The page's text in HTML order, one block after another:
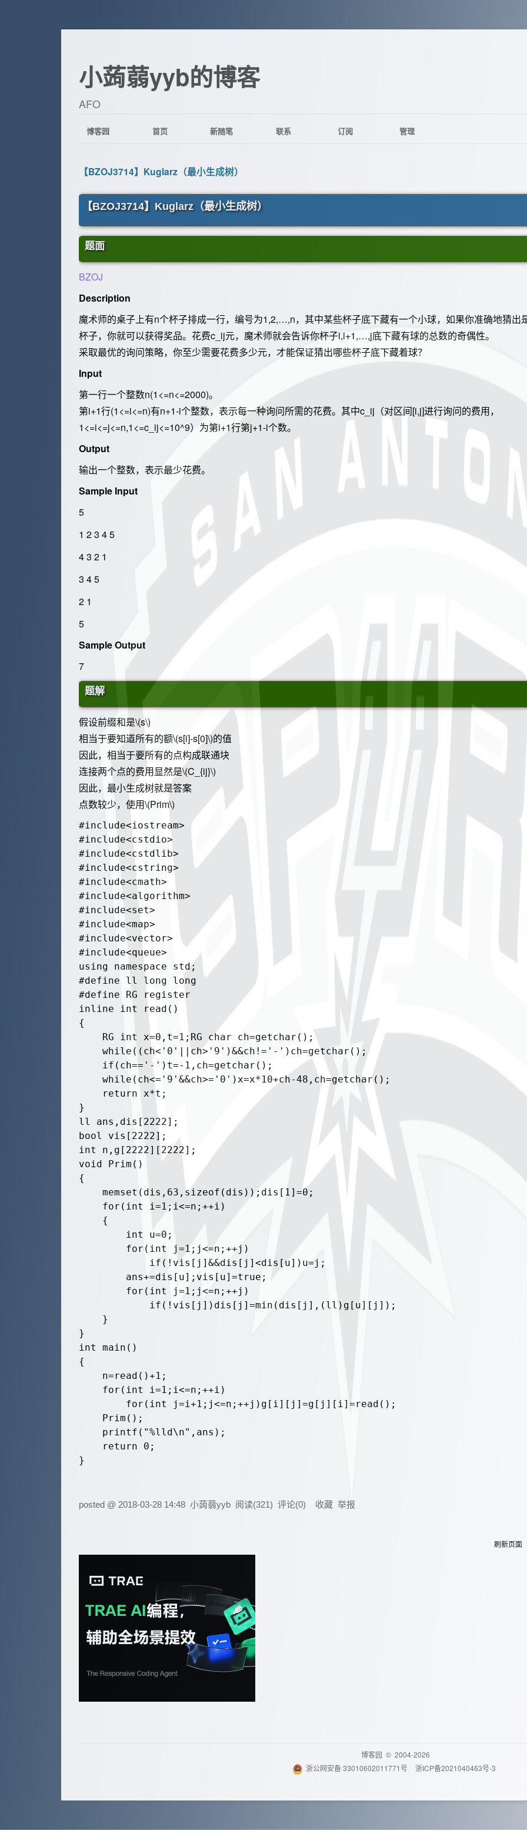
小蒟蒻yyb的博客
AFO
博客园 首页 新随笔 联系 订阅 管理
【BZOJ3714】Kuglarz（最小生成树）
【BZOJ3714】Kuglarz（最小生成树）
题面
BZOJ
Description
魔术师的桌子上有n个杯子排成一行，编号为1,2,…,n，其中某些杯子底下藏有一个小球，如果你准确地猜出
杯子，你就可以获得奖品。花费c_ij元，魔术师就会告诉你杯子i,i+1,…,j底下藏有球的总数的奇偶性。
采取最优的询问策略，你至少需要花费多少元，才能保证猜出哪些杯子底下藏着球？
Input
第一行一个整数n(1<=n<=2000)。
第i+1行(1<=i<=n)有n+1-i个整数，表示每一种询问所需的花费。其中c_ij（对区间[i,j]进行询问的费用，
1<=i<=j<=n,1<=c_ij<=10^9）为第i+1行第j+1-i个数。
Output
输出一个整数，表示最少花费。
Sample Input
5
1 2 3 4 5
4 3 2 1
3 4 5
2 1
5
Sample Output
7
题解
假设前缀和是\(s\)
相当于要知道所有的额\(s[i]-s[0]\)的值
因此，相当于要所有的点构成联通块
连接两个点的费用显然是\(C_{ij}\)
因此，最小生成树就是答案
点数较少，使用\(Prim\)
#include<iostream>
#include<cstdio>
#include<cstdlib>
#include<cstring>
#include<cmath>
#include<algorithm>
#include<set>
#include<map>
#include<vector>
#include<queue>
using namespace std;
#define ll long long
#define RG register
inline int read()
{
    RG int x=0,t=1;RG char ch=getchar();
    while((ch<'0'||ch>'9')&&ch!='-')ch=getchar();
    if(ch=='-')t=-1,ch=getchar();
    while(ch<='9'&&ch>='0')x=x*10+ch-48,ch=getchar();
    return x*t;
}
ll ans,dis[2222];
bool vis[2222];
int n,g[2222][2222];
void Prim()
{
	memset(dis,63,sizeof(dis));dis[1]=0;
}
int main()
{
}
posted @ 2018-03-28 14:48 小蒟蒻yyb 阅读(321) 评论(0) 收藏 举报
刷新页面
博客园 © 2004-2026
浙公网安备 33010602011771号
浙ICP备2021040463号-3